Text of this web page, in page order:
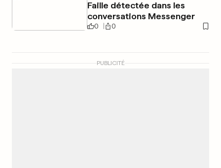
Faille détectée dans les
conversations Messenger
0 0
PUBLICITÉ